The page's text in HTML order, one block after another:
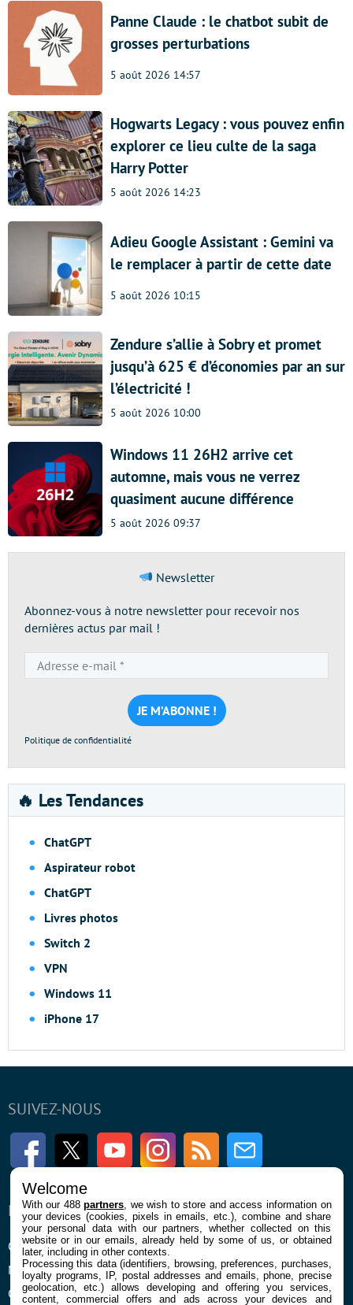
Panne Claude : le chatbot subit de
grosses perturbations
5 août 2026 14:57
Hogwarts Legacy : vous pouvez enfin
explorer ce lieu culte de la saga
Harry Potter
5 août 2026 14:23
Adieu Google Assistant : Gemini va
le remplacer à partir de cette date
5 août 2026 10:15
Zendure s’allie à Sobry et promet
jusqu’à 625 € d’économies par an sur
l’électricité !
5 août 2026 10:00
Windows 11 26H2 arrive cet
automne, mais vous ne verrez
quasiment aucune différence
5 août 2026 09:37
Newsletter
Abonnez-vous à notre newsletter pour recevoir nos
dernières actus par mail !
e-
mail
*
Politique de confidentialité
🔥 Les Tendances
ChatGPT
Aspirateur robot
ChatGPT
Livres photos
Switch 2
VPN
Windows 11
iPhone 17
SUIVEZ-NOUS
FacebookTwitter Youtube InstagramRSS Newsletter
ENTREPRISE
Qui sommes nous
Mentions légales et CGU
Confidentialité et Cookies
À PROPOS
La rédaction
Contact
Welcome
With our 488partners , we wish to store and access information on
your devices (cookies, pixels in emails, etc.), combine and share
your personal data with our partners, whether collected on this
website or in our emails, already held by some of us, or obtained
later, including in other contexts.
Processing this data (identifiers, browsing, preferences, purchases,
loyalty programs, IP, postal addresses and emails, phone, precise
geolocation, etc.) allows developing and offering you services,
content, commercial offers and ads across your devices and